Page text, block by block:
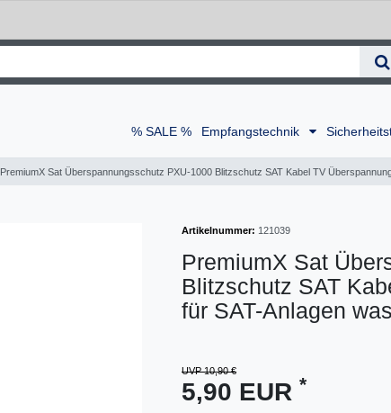
% SALE % Empfangstechnik
PremiumX Sat Überspannungsschutz PXU-1000 Blitzschutz SAT Kabel TV
Artikelnummer: 121039
PremiumX Sat
Blitzschutz SAT
für SAT-Anlagen
UVP 10,90 €
5,90 EUR *